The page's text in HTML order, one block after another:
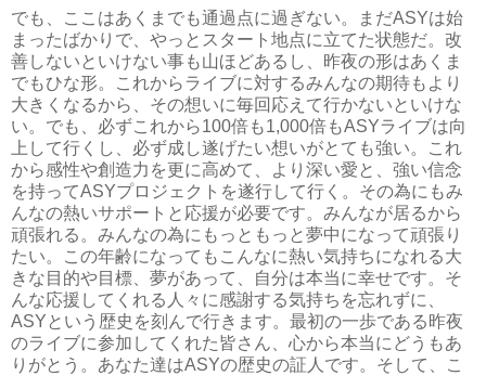
でも、ここはあくまでも通過点に過ぎない。まだASYは始
まったばかりで、やっとスタート地点に立てた状態だ。改
善しないといけない事も山ほどあるし、昨夜の形はあくま
でもひな形。これからライブに対するみんなの期待もより
大きくなるから、その想いに毎回応えて行かないといけな
い。でも、必ずこれから100倍も1,000倍もASYライブは向
上して行くし、必ず成し遂げたい想いがとても強い。これ
から感性や創造力を更に高めて、より深い愛と、強い信念
を持ってASYプロジェクトを遂行して行く。その為にもみ
んなの熱いサポートと応援が必要です。みんなが居るから
頑張れる。みんなの為にもっともっと夢中になって頑張り
たい。この年齢になってもこんなに熱い気持ちになれる大
きな目的や目標、夢があって、自分は本当に幸せです。そ
んな応援してくれる人々に感謝する気持ちを忘れずに、
ASYという歴史を刻んで行きます。最初の一歩である昨夜
のライブに参加してくれた皆さん、心から本当にどうもあ
りがとう。あなた達はASYの歴史の証人です。そして、こ